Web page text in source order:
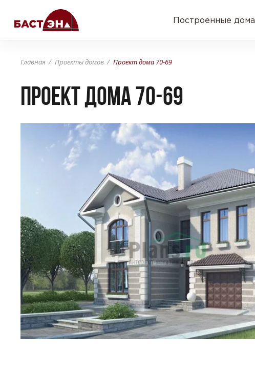
Построенные дома
Главная Проекты домов Проект дома 70-69
Проект дома 70-69